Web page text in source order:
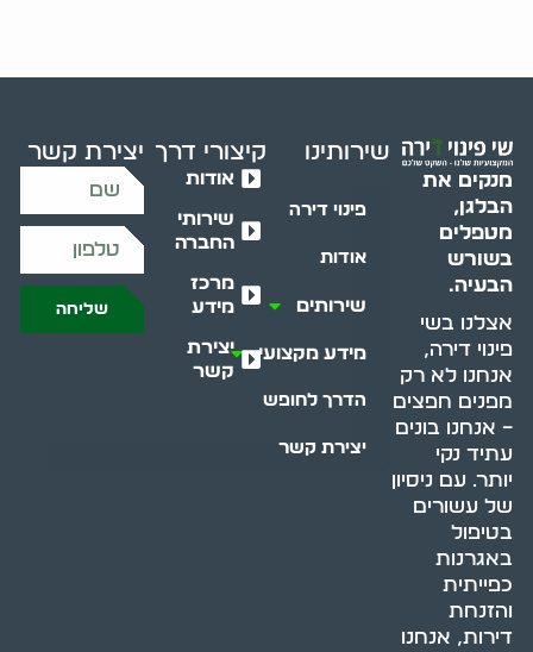
מנקים את
הבלגן,
מטפלים
בשורש
הבעיה.
אצלנו בשי
פינוי דירה,
אנחנו לא רק
מפנים חפצים
– אנחנו בונים
עתיד נקי
יותר. עם ניסיון
של עשורים
בטיפול
באגרנות
כפייתית
והזנחת
דירות, אנחנו
שירותינו
פינוי דירה
אודות
שירותים
מידע מקצועי
הדרך לחופש
יצירת קשר
קיצורי דרך
אודות
שירותי
החברה
מרכז
מידע
יצירת
קשר
יצירת קשר
שליחה